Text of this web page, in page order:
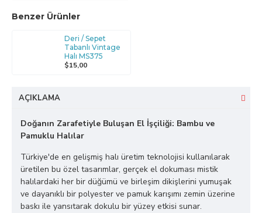
Benzer Ürünler
Deri / Sepet
Tabanlı Vintage
Halı MS375
$15,00
AÇIKLAMA
Doğanın Zarafetiyle Buluşan El İşçiliği: Bambu ve
Pamuklu Halılar
Türkiye'de en gelişmiş halı üretim teknolojisi kullanılarak
üretilen bu özel tasarımlar, gerçek el dokuması mistik
halılardaki her bir düğümü ve birleşim dikişlerini yumuşak
ve dayanıklı bir polyester ve pamuk karışımı zemin üzerine
baskı ile yansıtarak dokulu bir yüzey etkisi sunar.